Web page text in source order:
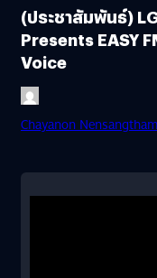
(ประชาสัมพันธ์)
Presents EASY
Voice
Chayanon